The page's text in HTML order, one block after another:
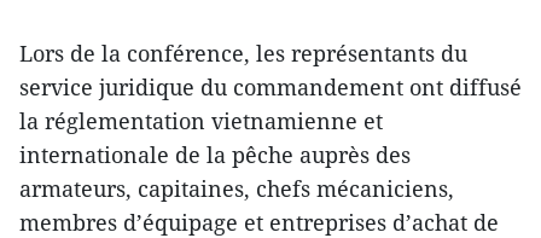
Lors de la conférence, les représentants du
service juridique du commandement ont diffusé
la réglementation vietnamienne et
internationale de la pêche auprès des
armateurs, capitaines, chefs mécaniciens,
membres d’équipage et entreprises d’achat de